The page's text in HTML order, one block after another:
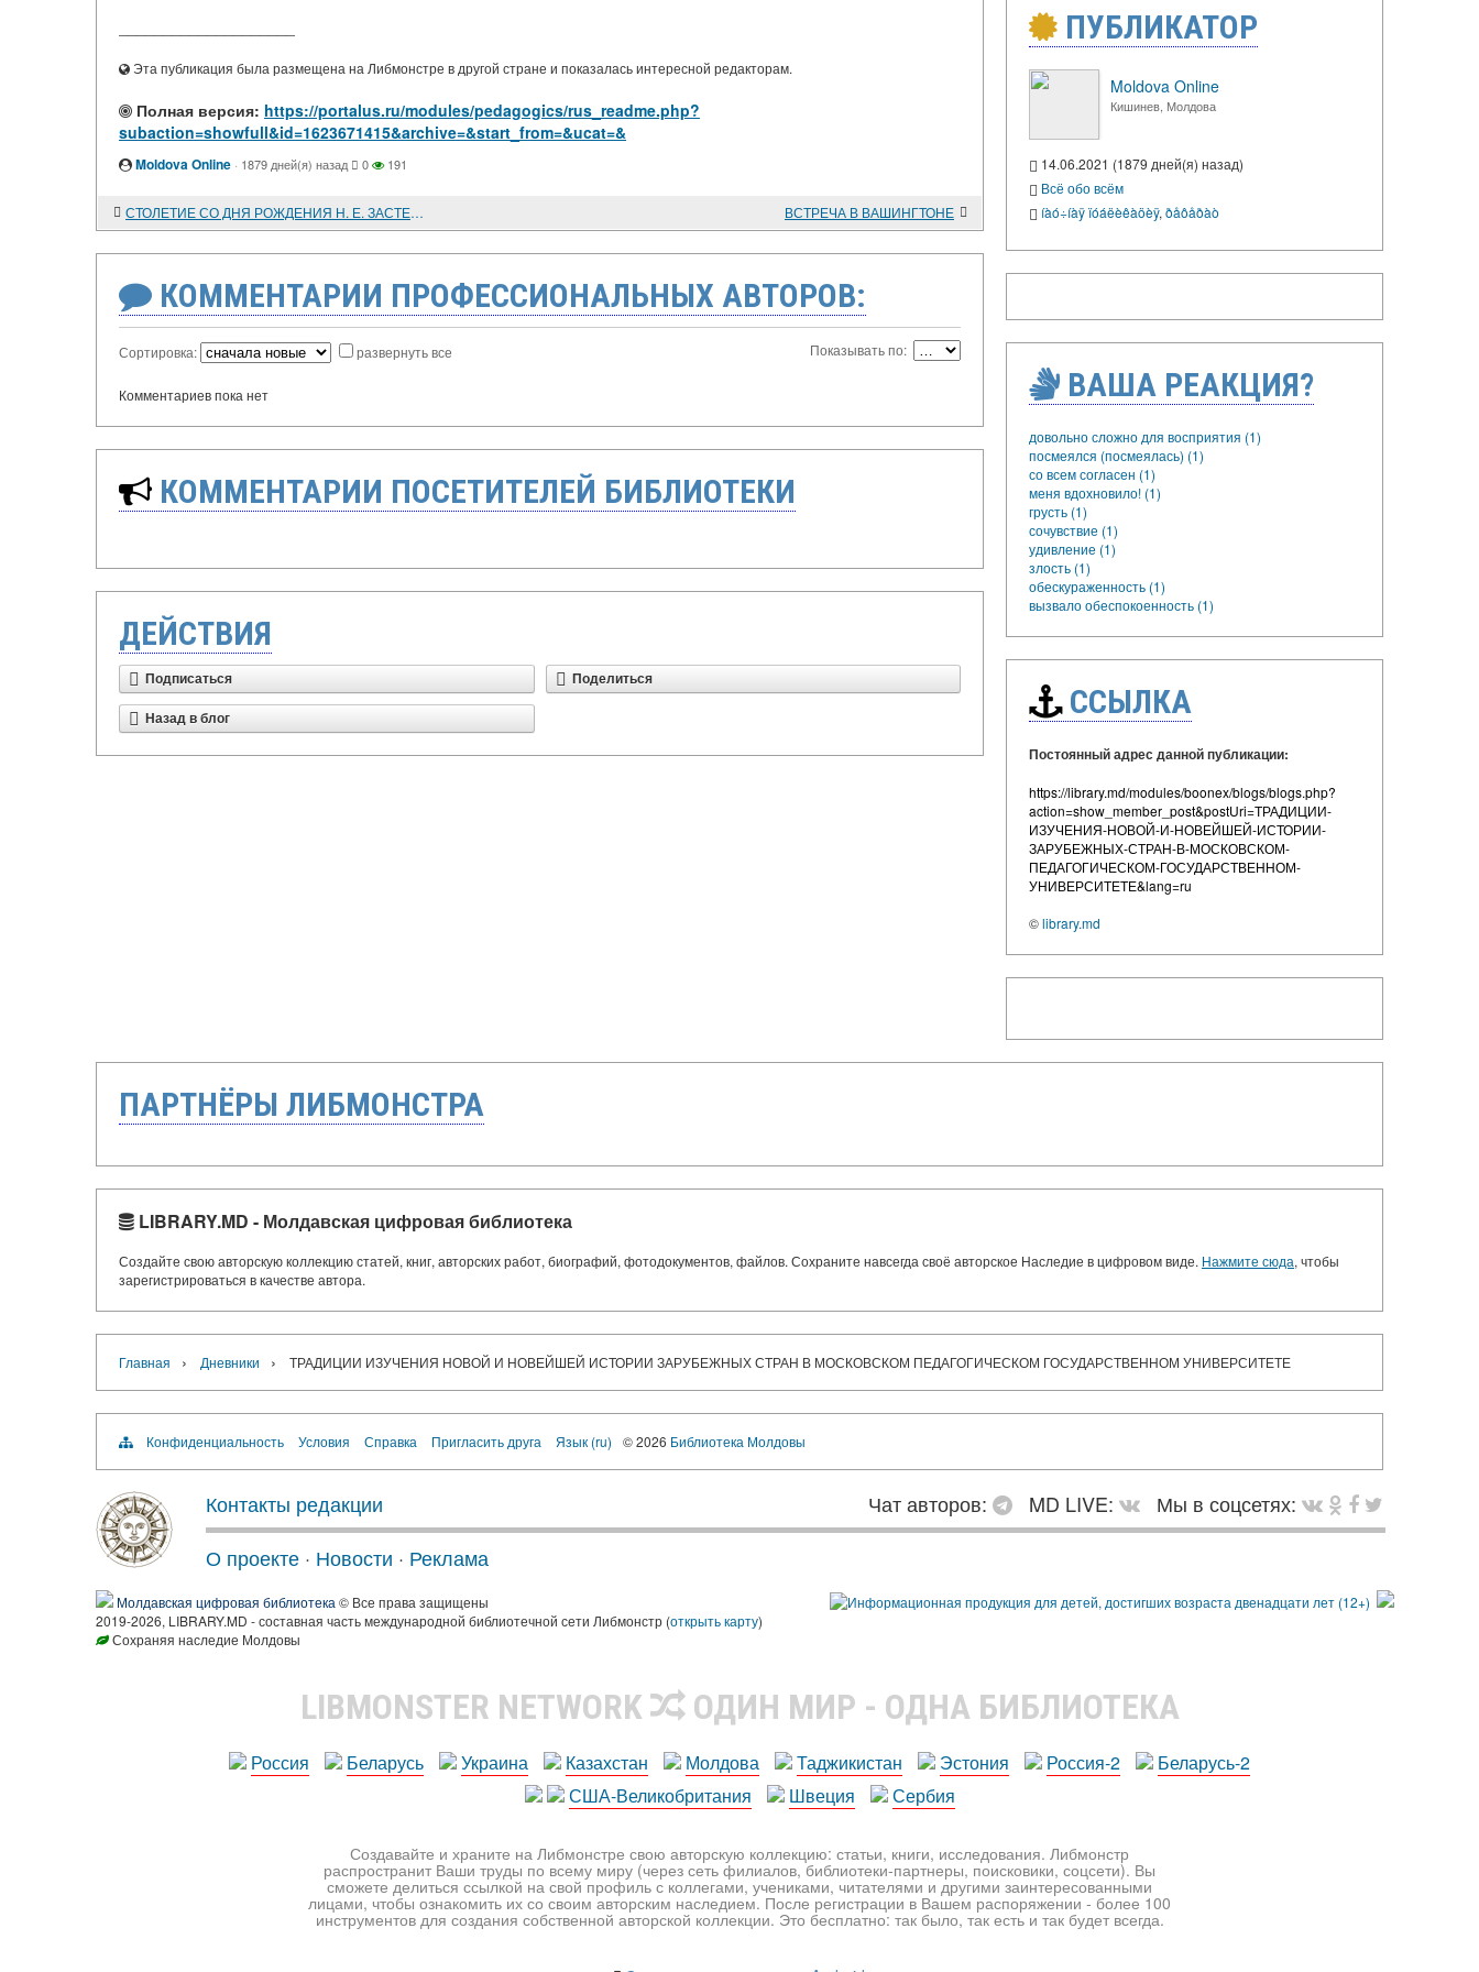
Эта публикация была размещена на Либмонстре в другой стране и показалась интересной редакторам.
Полная версия: https://portalus.ru/modules/pedagogics/rus_readme.php?
subaction=showfull&id=1623671415&archive=&start_from=&ucat=&
Moldova Online · 1879 дней(я) назад 0 191
СТОЛЕТИЕ СО ДНЯ РОЖДЕНИЯ Н. Е. ЗАСТЕНКЕРА ВСТРЕЧА В ВАШИНГТОНЕ
КОММЕНТАРИИ ПРОФЕССИОНАЛЬНЫХ АВТОРОВ:
Сортировка: развернуть все Показывать по:
Комментариев пока нет
КОММЕНТАРИИ ПОСЕТИТЕЛЕЙ БИБЛИОТЕКИ
ДЕЙСТВИЯ
Подписаться Поделиться
Назад в блог
ПУБЛИКАТОР
Moldova Online
Кишинев, Молдова
14.06.2021 (1879 дней(я) назад)
Всё обо всём
íàó÷íàÿ ïóáëèêàöèÿ, ðåôåðàò
ВАША РЕАКЦИЯ?
довольно сложно для восприятия (1)
посмеялся (посмеялась) (1)
со всем согласен (1)
меня вдохновило! (1)
грусть (1)
сочувствие (1)
удивление (1)
злость (1)
обескураженность (1)
вызвало обеспокоенность (1)
ССЫЛКА
Постоянный адрес данной публикации:
https://library.md/modules/boonex/blogs/blogs.php?
action=show_member_post&postUri=ТРАДИЦИИ-
ИЗУЧЕНИЯ-НОВОЙ-И-НОВЕЙШЕЙ-ИСТОРИИ-
ЗАРУБЕЖНЫХ-СТРАН-В-МОСКОВСКОМ-
ПЕДАГОГИЧЕСКОМ-ГОСУДАРСТВЕННОМ-
УНИВЕРСИТЕТЕ&lang=ru
©library.md
ПАРТНЁРЫ ЛИБМОНСТРА
LIBRARY.MD - Молдавская цифровая библиотека
Создайте свою авторскую коллекцию статей, книг, авторских работ, биографий, фотодокументов, файлов. Сохраните навсегда своё авторское Наследие в цифровом виде. Нажмите сюда, чтобы
зарегистрироваться в качестве автора.
Главная › Дневники › ТРАДИЦИИ ИЗУЧЕНИЯ НОВОЙ И НОВЕЙШЕЙ ИСТОРИИ ЗАРУБЕЖНЫХ СТРАН В МОСКОВСКОМ ПЕДАГОГИЧЕСКОМ ГОСУДАРСТВЕННОМ УНИВЕРСИТЕТЕ
Конфиденциальность Условия Справка Пригласить друга Язык (ru) © 2026 Библиотека Молдовы
Контакты редакции Чат авторов: MD LIVE:
Мы в соцсетях:
О проекте · Новости · Реклама
Молдавская цифровая библиотека © Все права защищены
2019-2026, LIBRARY.MD - составная часть международной библиотечной сети Либмонстр (открыть карту)
Сохраняя наследие Молдовы
LIBMONSTER NETWORK ОДИН МИР - ОДНА БИБЛИОТЕКА
Россия Беларусь Украина Казахстан Молдова Таджикистан Эстония Россия-2
Беларусь-2
США-Великобритания
Швеция Сербия
Создавайте и храните на Либмонстре свою авторскую коллекцию: статьи, книги, исследования. Либмонстр
распространит Ваши труды по всему миру (через сеть филиалов, библиотеки-партнеры, поисковики, соцсети). Вы
сможете делиться ссылкой на свой профиль с коллегами, учениками, читателями и другими заинтересованными
лицами, чтобы ознакомить их со своим авторским наследием. После регистрации в Вашем распоряжении - более 100
инструментов для создания собственной авторской коллекции. Это бесплатно: так было, так есть и так будет всегда.